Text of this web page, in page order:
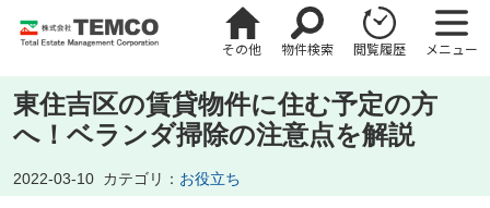
その他 物件検索 閲覧履歴 メニュー
東住吉区の賃貸物件に住む予定の方
へ！ベランダ掃除の注意点を解説
2022-03-10 カテゴリ： お役立ち